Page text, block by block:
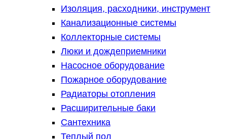
Изоляция, расходники, инструмент
Канализационные системы
Коллекторные системы
Люки и дождеприемники
Насосное оборудование
Пожарное оборудование
Радиаторы отопления
Расширительные баки
Сантехника
Теплый пол